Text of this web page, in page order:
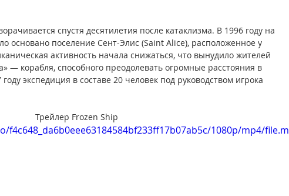
спустя десятилетия после катаклизма. В 1996 году на
поселение Сент-Элис (Saint Alice), расположенное у
активность начала снижаться, что вынудило жителей
— корабля, способного преодолевать огромные расстояния в
экспедиция в составе 20 человек под руководством игрока
Трейлер Frozen Ship
1080p/mp4/file.m